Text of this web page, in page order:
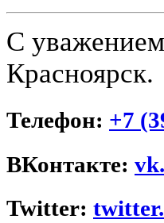
С
Красноярск.
Телефон: +7
ВКонтакте:
Twitter: